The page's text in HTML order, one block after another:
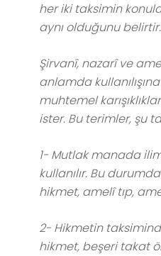
her iki taksimin
aynı olduğunu belirtir.
Şirvanî, nazarî ve
anlamda
muhtemel
ister. Bu terimler, şu
1- Mutlak manada
kullanılır. Bu
hikmet, amelî tıp,
2- Hikmetin
hikmet, beşeri takat